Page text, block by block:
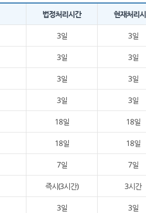
법정처리시간 현재처리
3일 3일
3일 3일
3일 3일
3일 3일
18일 18일
18일 18일
7일 7일
즉시(3시간) 3시간
3일 3일